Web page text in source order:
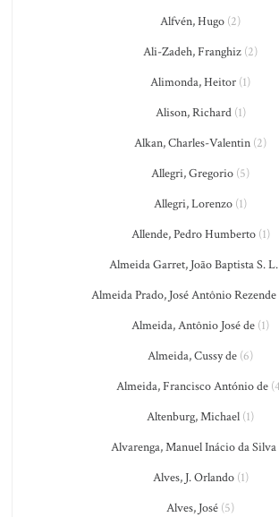
Alfvén, Hugo (2)
Ali-Zadeh, Franghiz (2)
Alimonda, Heitor (1)
Alison, Richard(1)
Alkan, Charles-Valentin (2)
Allegri, Gregorio (5)
Allegri, Lorenzo (1)
Allende, Pedro Humberto(1)
Almeida Garret, João Baptista S. L.
Almeida Prado, José Antônio Rezende
Almeida, Antônio José de (1)
Almeida, Cussy de (6)
Almeida, Francisco António de
Altenburg, Michael (1)
Alvarenga, Manuel Inácio da Silva
Alves, J. Orlando(1)
Alves, José (5)